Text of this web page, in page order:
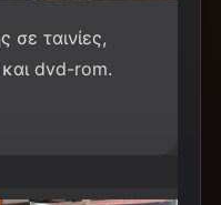
ταινίες,
dvd-rom.